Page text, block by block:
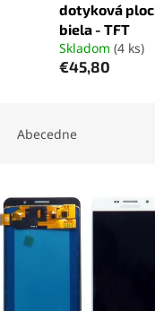
dotyková
biela - TFT
Skladom (4 ks)
€45,80
Abecedne